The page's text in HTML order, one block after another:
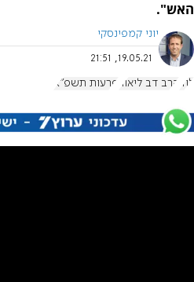
האש".
יוני קמפינסקי
19.05.21, 21:51
לוד הרב דב ליאור פרעות תשפ"א